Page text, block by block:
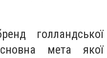
голландської
мета якої